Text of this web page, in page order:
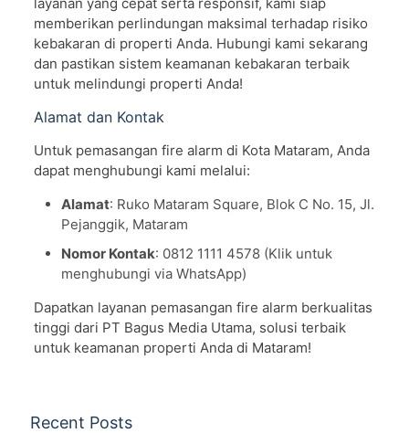
memberikan perlindungan maksimal terhadap risiko
kebakaran di properti Anda. Hubungi kami sekarang
dan pastikan sistem keamanan kebakaran terbaik
untuk melindungi properti Anda!
Alamat dan Kontak
Untuk pemasangan fire alarm di Kota Mataram, Anda
dapat menghubungi kami melalui:
Alamat: Ruko Mataram Square, Blok C No. 15, Jl.
Pejanggik, Mataram
Nomor Kontak: 0812 1111 4578 (Klik untuk
menghubungi via WhatsApp)
Dapatkan layanan pemasangan fire alarm berkualitas
tinggi dari PT Bagus Media Utama, solusi terbaik
untuk keamanan properti Anda di Mataram!
Recent Posts